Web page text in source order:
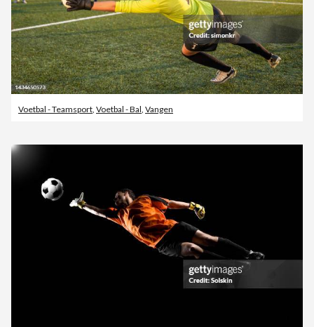
Voetbal - Teamsport Voetbal - Bal Vangen